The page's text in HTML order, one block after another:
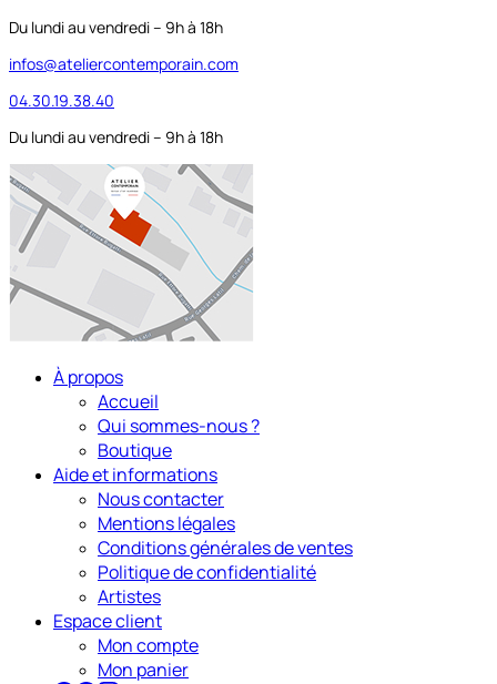
Du lundi au vendredi – 9h à 18h
infos@ateliercontemporain.com
04.30.19.38.40
Du lundi au vendredi – 9h à 18h
À propos
Accueil
Qui sommes-nous ?
Boutique
Aide et informations
Nous contacter
Mentions légales
Conditions générales de ventes
Politique de confidentialité
Artistes
Espace client
Mon compte
Mon panier